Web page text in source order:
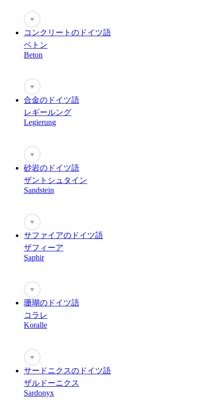
♥
コンクリートのドイツ語
ベトン
Beton
♥
合金のドイツ語
レギールング
Legierung
♥
砂岩のドイツ語
ザントシュタイン
Sandstein
♥
サファイアのドイツ語
ザフィーア
Saphir
♥
珊瑚のドイツ語
コラレ
Koralle
♥
サードニクスのドイツ語
ザルドーニクス
Sardonyx